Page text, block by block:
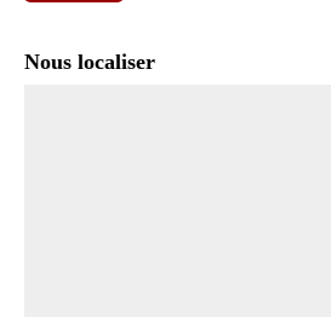
Nous localiser